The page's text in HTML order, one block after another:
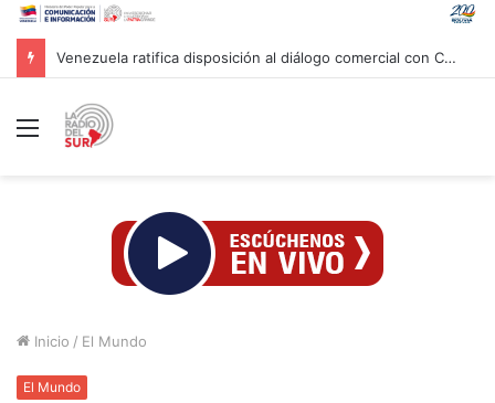
Venezuela ratifica disposición al diálogo comercial con Colombia bajo el principio de soberanía
Menú
Inicio / El Mundo
El Mundo